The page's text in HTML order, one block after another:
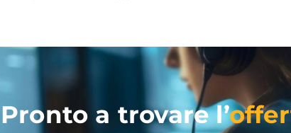
Pronto a trovare l’